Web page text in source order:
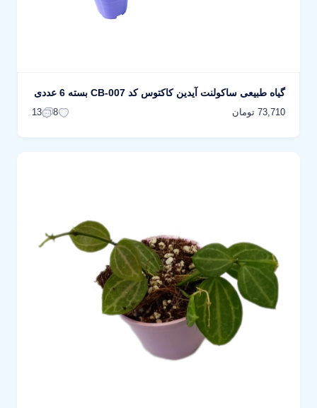
گیاه طبیعی ساکولنت آیدین کاکتوس کد CB-007 بسته 6 عددی
73,710 تومان 8
13